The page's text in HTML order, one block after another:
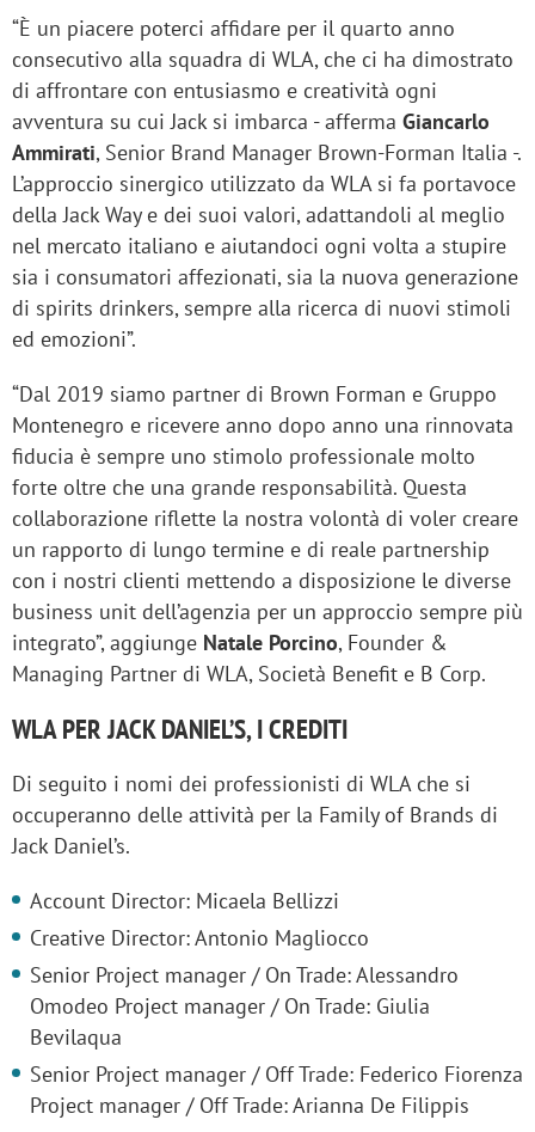
“È un piacere poterci affidare per il quarto anno
consecutivo alla squadra di WLA, che ci ha dimostrato
di affrontare con entusiasmo e creatività ogni
avventura su cui Jack si imbarca - afferma Giancarlo
Ammirati, Senior Brand Manager Brown-Forman Italia -.
L’approccio sinergico utilizzato da WLA si fa portavoce
della Jack Way e dei suoi valori, adattandoli al meglio
nel mercato italiano e aiutandoci ogni volta a stupire
sia i consumatori affezionati, sia la nuova generazione
di spirits drinkers, sempre alla ricerca di nuovi stimoli
ed emozioni”.
“Dal 2019 siamo partner di Brown Forman e Gruppo
Montenegro e ricevere anno dopo anno una rinnovata
fiducia è sempre uno stimolo professionale molto
forte oltre che una grande responsabilità. Questa
collaborazione riflette la nostra volontà di voler creare
un rapporto di lungo termine e di reale partnership
con i nostri clienti mettendo a disposizione le diverse
business unit dell’agenzia per un approccio sempre più
integrato”, aggiunge Natale Porcino, Founder &
Managing Partner di WLA, Società Benefit e B Corp.
WLA PER JACK DANIEL’S, I CREDITI
Di seguito i nomi dei professionisti di WLA che si
occuperanno delle attività per la Family of Brands di
Jack Daniel’s.
Account Director: Micaela Bellizzi
Creative Director: Antonio Magliocco
Senior Project manager / On Trade: Alessandro
Omodeo Project manager / On Trade: Giulia
Bevilaqua
Senior Project manager / Off Trade: Federico Fiorenza
Project manager / Off Trade: Arianna De Filippis